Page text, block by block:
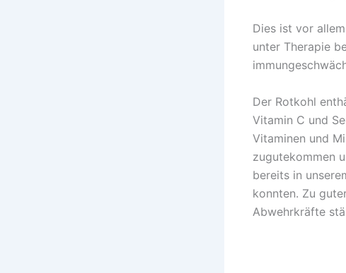
Dies ist vor
unter Therapie
Der Rotkohl
Vitamin C und
Vitaminen und
zugutekommen
bereits in
konnten. Zu
Abwehrkräfte